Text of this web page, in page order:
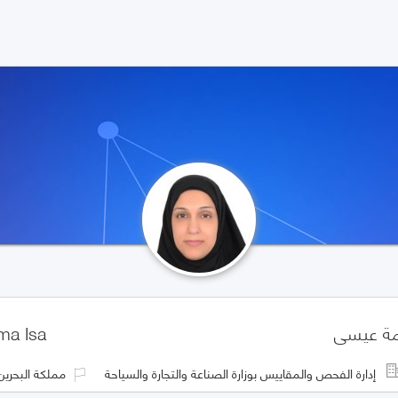
Isa عيسى
إدارة الفحص والمقاييس بوزارة الصناعة والتجارة والسياحة مملكة